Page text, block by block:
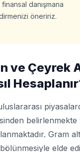
finansal danışmana
öneririz.
ve Çeyrek
Gram
bölünmesiyle elde